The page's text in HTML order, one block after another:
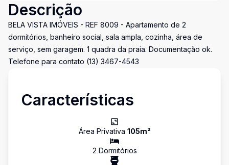
Descrição
BELA VISTA IMÓVEIS - REF 8009 - Apartamento de 2
dormitórios, banheiro social, sala ampla, cozinha, área de
serviço, sem garagem. 1 quadra da praia. Documentação ok.
Telefone para contato (13) 3467-4543
Características
Área Privativa 105m²
2 Dormitórios